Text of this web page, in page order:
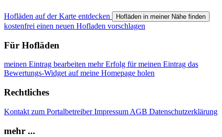
Hofläden auf der Karte entdecken Hofläden in meiner Nähe finden
kostenfrei einen neuen Hofladen vorschlagen
Für Hofläden
meinen Eintrag bearbeiten mehr Erfolg für meinen Eintrag das
Bewertungs-Widget auf meine Homepage holen
Rechtliches
Kontakt zum PortalbetreiberImpressum AGB Datenschutzerklärung
mehr ...